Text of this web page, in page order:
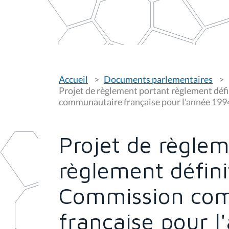
o
u
s
ê
:
Accueil
Documents parlementaires
Projet de règlement portant règlement
communautaire française pour l'année
Projet de
règlement
Commission
française pour